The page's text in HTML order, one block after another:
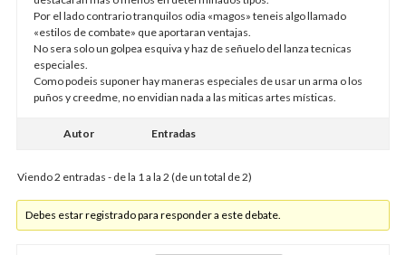
Por el lado contrario tranquilos odia «magos» teneis algo llamado
«estilos de combate» que aportaran ventajas.
No sera solo un golpea esquiva y haz de señuelo del lanza tecnicas
especiales.
Como podeis suponer hay maneras especiales de usar un arma o los
puños y creedme, no envidian nada a las miticas artes místicas.
Autor Entradas
Viendo 2 entradas - de la 1 a la 2 (de un total de 2)
Debes estar registrado para responder a este debate.